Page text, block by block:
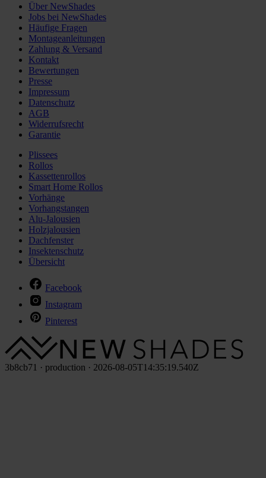
Über NewShades
Jobs bei NewShades
Häufige Fragen
Montageanleitungen
Zahlung & Versand
Kontakt
Bewertungen
Presse
Impressum
Datenschutz
AGB
Widerrufsrecht
Garantie
Plissees
Rollos
Kassettenrollos
Smart Home Rollos
Vorhänge
Vorhangstangen
Alu-Jalousien
Holzjalousien
Dachfenster
Insektenschutz
Übersicht
Facebook
Instagram
Pinterest
3b8cb71 · production · 2026-08-05T14:35:19.540Z